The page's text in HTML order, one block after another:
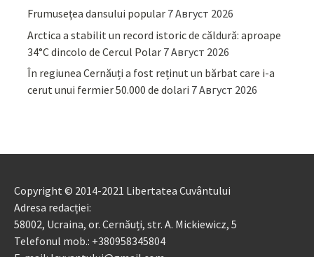
Frumusețea dansului popular 7 Август 2026
Arctica a stabilit un record istoric de căldură: aproape
34°C dincolo de Cercul Polar 7 Август 2026
În regiunea Cernăuți a fost reținut un bărbat care i-a
cerut unui fermier 50.000 de dolari 7 Август 2026
Copyright © 2014-2021 Libertatea Cuvântului
Adresa redacției:
58002, Ucraina, or. Cernăuți, str. A. Mickiewicz, 5
Telefonul mob.: +380958345804